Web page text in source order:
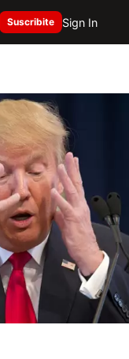
Suscribite Sign In